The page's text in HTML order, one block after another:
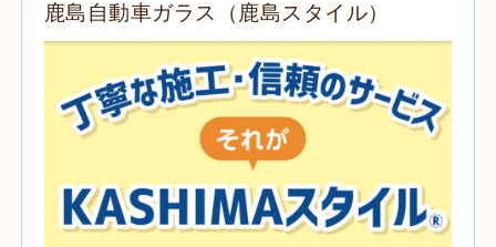
鹿島自動車ガラス（鹿島スタイル）